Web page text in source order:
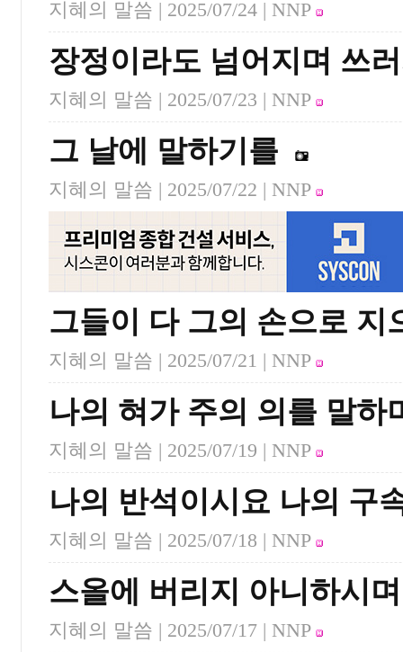
지혜의 말씀 | 2025/07/24 | NNP
장정이라도 넘어지며 쓰
지혜의 말씀 | 2025/07/23 | NNP
그 날에 말하기를
지혜의 말씀 | 2025/07/22 | NNP
그들이 다 그의 손으로 지
지혜의 말씀 | 2025/07/21 | NNP
나의 혀가 주의 의를 말하
지혜의 말씀 | 2025/07/19 | NNP
나의 반석이시요 나의 구
지혜의 말씀 | 2025/07/18 | NNP
스올에 버리지 아니하시며
지혜의 말씀 | 2025/07/17 | NNP